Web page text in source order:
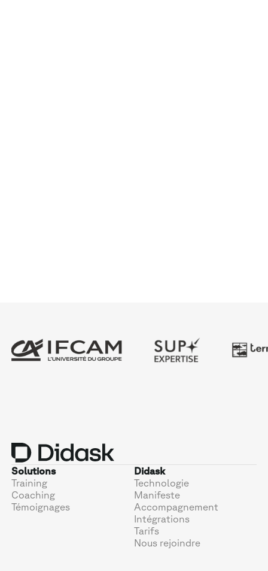
Solutions
Training
Coaching
Témoignages
Didask
Technologie
Manifeste
Accompagnement
Intégrations
Tarifs
Nous rejoindre